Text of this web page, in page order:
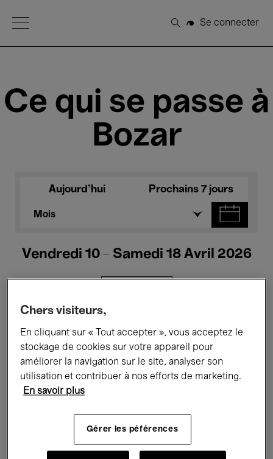
Open Menu
Rechercher
Se connecter
Ce qui se passe à
Bozar
Aujourd'hui Prochains 7 jours
Mois
Vendredi 10 - Samedi 18 Avril 2026
Tous les événements Concerts
Expositions Performances
Rencontres & Débats
Musique classique Global Music
Chers visiteurs,
En cliquant sur « Tout accepter », vous acceptez le
stockage de cookies sur votre appareil pour
améliorer la navigation sur le site, analyser son
utilisation et contribuer à nos efforts de marketing.
En savoir plus
Gérer les péférences